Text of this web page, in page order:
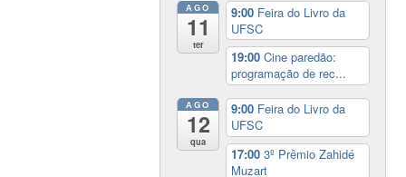
AGO
11
ter
9:00 Feira do Livro da
UFSC
19:00Cine paredão:
programação de rec...
AGO
12
qua
9:00 Feira do Livro da
UFSC
17:003º Prêmio Zahidé
Muzart